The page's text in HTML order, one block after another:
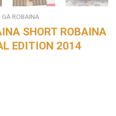
GÀ ROBAINA
SHORT ROBAINA
EDITION 2014